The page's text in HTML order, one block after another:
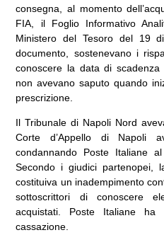
consegna, al momento
FIA, il Foglio Informativo
Ministero del Tesoro del 19
documento, sostenevano i
conoscere la data di
non avevano saputo quando
prescrizione.
Il Tribunale di Napoli Nord
Corte d’Appello di Napoli
condannando Poste Italiane
Secondo i giudici partenopei,
costituiva un inadempimento
sottoscrittori di conoscere
acquistati. Poste Italiane
cassazione.